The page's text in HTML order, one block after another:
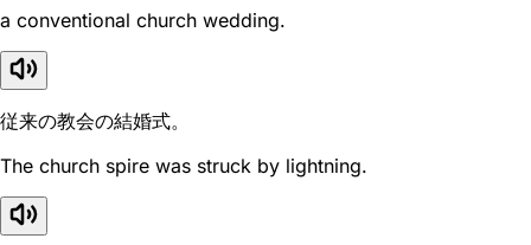
a conventional church wedding.
従来の教会の結婚式。
The church spire was struck by lightning.